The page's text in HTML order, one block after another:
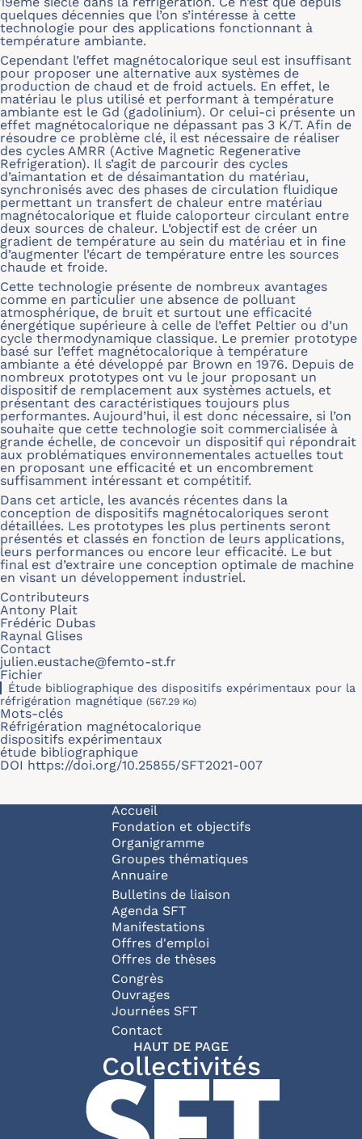
quelques décennies que l’on s’intéresse à cette
technologie pour des applications fonctionnant à
température ambiante.
Cependant l’effet magnétocalorique seul est insuffisant
pour proposer une alternative aux systèmes de
production de chaud et de froid actuels. En effet, le
matériau le plus utilisé et performant à température
ambiante est le Gd (gadolinium). Or celui-ci présente un
effet magnétocalorique ne dépassant pas 3 K/T. Afin de
résoudre ce problème clé, il est nécessaire de réaliser
des cycles AMRR (Active Magnetic Regenerative
Refrigeration). Il s’agit de parcourir des cycles
d’aimantation et de désaimantation du matériau,
synchronisés avec des phases de circulation fluidique
permettant un transfert de chaleur entre matériau
magnétocalorique et fluide caloporteur circulant entre
deux sources de chaleur. L’objectif est de créer un
gradient de température au sein du matériau et in fine
d’augmenter l’écart de température entre les sources
chaude et froide.
Cette technologie présente de nombreux avantages
comme en particulier une absence de polluant
atmosphérique, de bruit et surtout une efficacité
énergétique supérieure à celle de l’effet Peltier ou d’un
cycle thermodynamique classique. Le premier prototype
basé sur l’effet magnétocalorique à température
ambiante a été développé par Brown en 1976. Depuis de
nombreux prototypes ont vu le jour proposant un
dispositif de remplacement aux systèmes actuels, et
présentant des caractéristiques toujours plus
performantes. Aujourd’hui, il est donc nécessaire, si l’on
souhaite que cette technologie soit commercialisée à
grande échelle, de concevoir un dispositif qui répondrait
aux problématiques environnementales actuelles tout
en proposant une efficacité et un encombrement
suffisamment intéressant et compétitif.
Dans cet article, les avancés récentes dans la
conception de dispositifs magnétocaloriques seront
détaillées. Les prototypes les plus pertinents seront
présentés et classés en fonction de leurs applications,
leurs performances ou encore leur efficacité. Le but
final est d’extraire une conception optimale de machine
en visant un développement industriel.
Contributeurs
Antony Plait
Frédéric Dubas
Raynal Glises
Contact
julien.eustache@femto-st.fr
Fichier
Étude bibliographique des dispositifs expérimentaux pour la
réfrigération magnétique (567.29 Ko)
Mots-clés
Réfrigération magnétocalorique
dispositifs expérimentaux
étude bibliographique
DOI https://doi.org/10.25855/SFT2021-007
Navigation principale
Accueil
Fondation et objectifs
Organigramme
Groupes thématiques
Annuaire
Bulletins de liaison
Agenda SFT
Manifestations
Offres d'emploi
Offres de thèses
Congrès
Ouvrages
Journées SFT
Pied de page
Contact
HAUT DE PAGE
Collectivités